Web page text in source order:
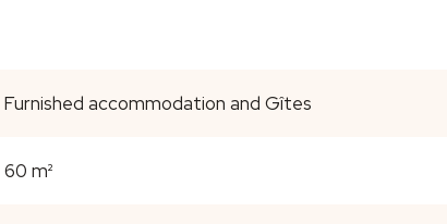
Furnished accommodation and Gîtes
60 m²